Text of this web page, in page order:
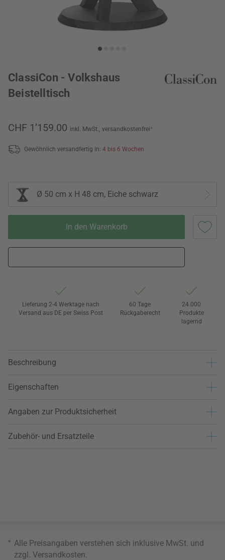
ClassiCon - Volkshaus
Beistelltisch
CHF 1’159.00 inkl. MwSt., versandkostenfrei*
Gewöhnlich versandfertig in: 4 bis 6 Wochen
Ø 50 cm x H 48 cm, Eiche schwarz
In den Warenkorb
Lieferung 2-4 Werktage nach
Versand aus DE per Swiss Post
60 Tage
Rückgaberecht
24.000
Produkte
lagernd
Beschreibung
Eigenschaften
Angaben zur Produktsicherheit
Zubehör- und Ersatzteile
* Alle Preisangaben verstehen sich inklusive MwSt. und
zzgl. Versandkosten